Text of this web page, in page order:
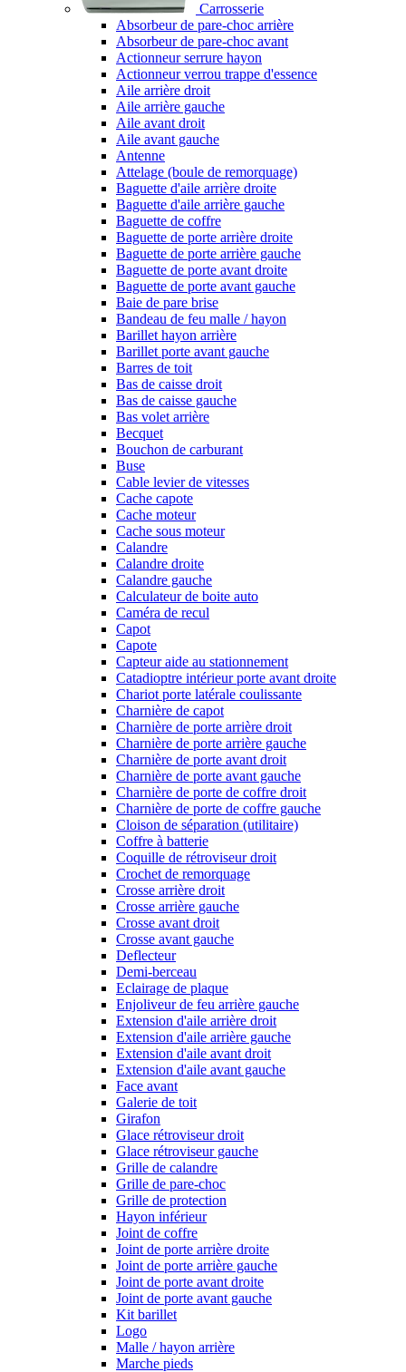
Carrosserie
Absorbeur de pare-choc arrière
Absorbeur de pare-choc avant
Actionneur serrure hayon
Actionneur verrou trappe d'essence
Aile arrière droit
Aile arrière gauche
Aile avant droit
Aile avant gauche
Antenne
Attelage (boule de remorquage)
Baguette d'aile arrière droite
Baguette d'aile arrière gauche
Baguette de coffre
Baguette de porte arrière droite
Baguette de porte arrière gauche
Baguette de porte avant droite
Baguette de porte avant gauche
Baie de pare brise
Bandeau de feu malle / hayon
Barillet hayon arrière
Barillet porte avant gauche
Barres de toit
Bas de caisse droit
Bas de caisse gauche
Bas volet arrière
Becquet
Bouchon de carburant
Buse
Cable levier de vitesses
Cache capote
Cache moteur
Cache sous moteur
Calandre
Calandre droite
Calandre gauche
Calculateur de boite auto
Caméra de recul
Capot
Capote
Capteur aide au stationnement
Catadioptre intérieur porte avant droite
Chariot porte latérale coulissante
Charnière de capot
Charnière de porte arrière droit
Charnière de porte arrière gauche
Charnière de porte avant droit
Charnière de porte avant gauche
Charnière de porte de coffre droit
Charnière de porte de coffre gauche
Cloison de séparation (utilitaire)
Coffre à batterie
Coquille de rétroviseur droit
Crochet de remorquage
Crosse arrière droit
Crosse arrière gauche
Crosse avant droit
Crosse avant gauche
Deflecteur
Demi-berceau
Eclairage de plaque
Enjoliveur de feu arrière gauche
Extension d'aile arrière droit
Extension d'aile arrière gauche
Extension d'aile avant droit
Extension d'aile avant gauche
Face avant
Galerie de toit
Girafon
Glace rétroviseur droit
Glace rétroviseur gauche
Grille de calandre
Grille de pare-choc
Grille de protection
Hayon inférieur
Joint de coffre
Joint de porte arrière droite
Joint de porte arrière gauche
Joint de porte avant droite
Joint de porte avant gauche
Kit barillet
Logo
Malle / hayon arrière
Marche pieds